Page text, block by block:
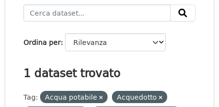
Ordina per
1 dataset trovato
Tag: Acqua potabile
Acquedotto